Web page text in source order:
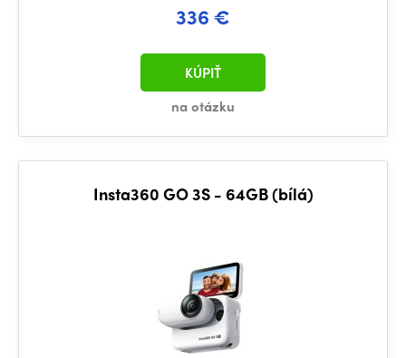
336 €
na otázku
KÚPIŤ
Insta360 GO 3S - 64GB (bílá)